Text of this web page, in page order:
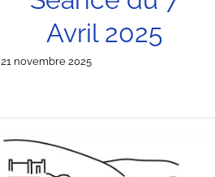
Avril 2025
21 novembre 2025